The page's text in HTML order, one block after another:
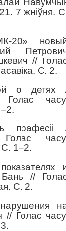
7 жніўня.
20»
//
С. 2.
о детях
прафесіі
1–2.
Бань //
С. 2.
// Голас